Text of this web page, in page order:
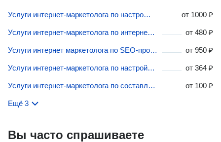
Услуги интернет-маркетолога по настройке Яндекс.Директа в Тамбовской области от 1000 ₽
Услуги интернет-маркетолога по интернет-рекламе в Тамбовской области от 480 ₽
Услуги интернет маркетолога по SEO-продвижению в Тамбовской области от 950 ₽
Услуги интернет-маркетолога по настройке Google AdWords в Тамбовской области от 364 ₽
Услуги интернет-маркетолога по составлению семантического ядра в Тамбовской области от 100 ₽
Ещё 3
Вы часто спрашиваете